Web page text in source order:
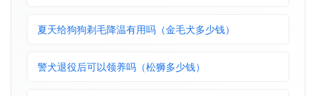
夏天给狗狗剃毛降温有用吗（金毛犬多少钱）
警犬退役后可以领养吗（松狮多少钱）